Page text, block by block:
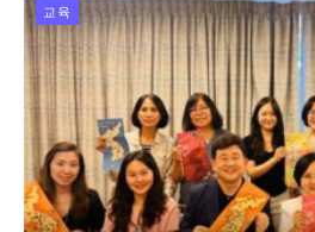
교육